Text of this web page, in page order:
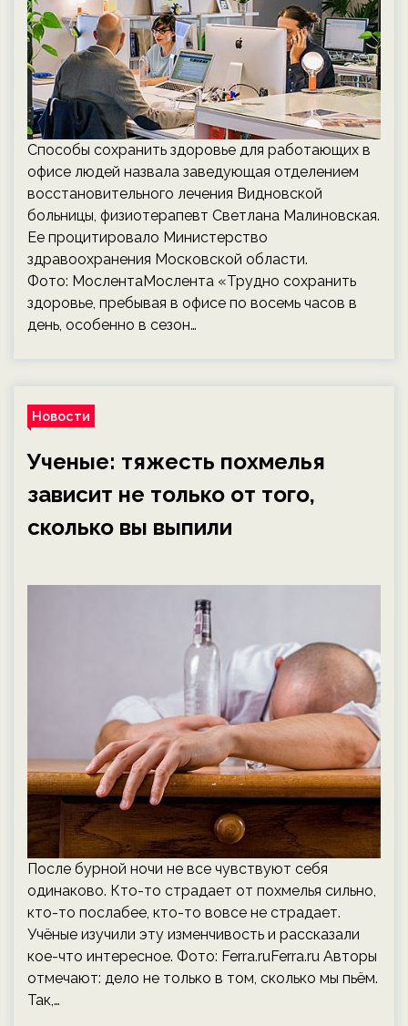
Способы сохранить здоровье для работающих в
офисе людей назвала заведующая отделением
восстановительного лечения Видновской
больницы, физиотерапевт Светлана Малиновская.
Ее процитировало Министерство
здравоохранения Московской области.
Фото: МослентаМослента «Трудно сохранить
здоровье, пребывая в офисе по восемь часов в
день, особенно в сезон…
Новости
Ученые: тяжесть похмелья
зависит не только от того,
сколько вы выпили
После бурной ночи не все чувствуют себя
одинаково. Кто-то страдает от похмелья сильно,
кто-то послабее, кто-то вовсе не страдает.
Учёные изучили эту изменчивость и рассказали
кое-что интересное. Фото: Ferra.ruFerra.ru Авторы
отмечают: дело не только в том, сколько мы пьём.
Так,…